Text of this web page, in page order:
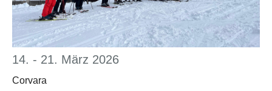
14. - 21. März 2026
Corvara